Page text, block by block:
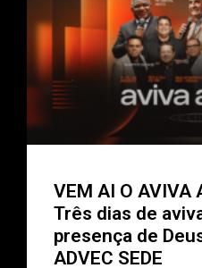
VEM AI O AVIVA
Três dias de
presença de
ADVEC SEDE